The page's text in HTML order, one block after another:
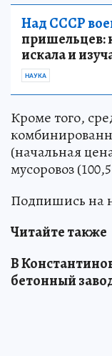
Над СССР
пришельцев:
искала и
НАУКА
Кроме того,
(начальная
мусоровоз
Подпишись на
Читайте также
В
бетонный